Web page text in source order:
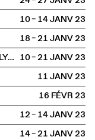
10 – 14 JANV2023
18 – 21 JANV2023
CENTRE CULTUREL SUISSE. ON TOUR À LYON 10 – 21 JANV2023
11 JANV2023
16 FÉVR2023
12 – 14 JANV2023
14 – 21 JANV2023